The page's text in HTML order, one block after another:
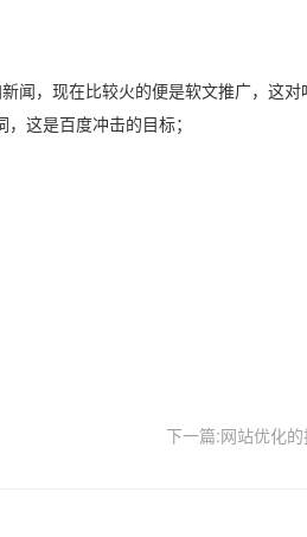
闻，现在比较火的便是软文推广，这
这是百度冲击的目标；
下一篇:网站优化